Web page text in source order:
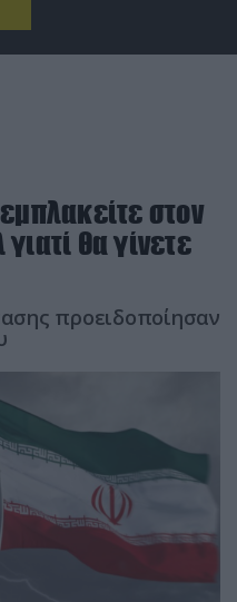
στον
θα γίνετε
προειδοποίησαν